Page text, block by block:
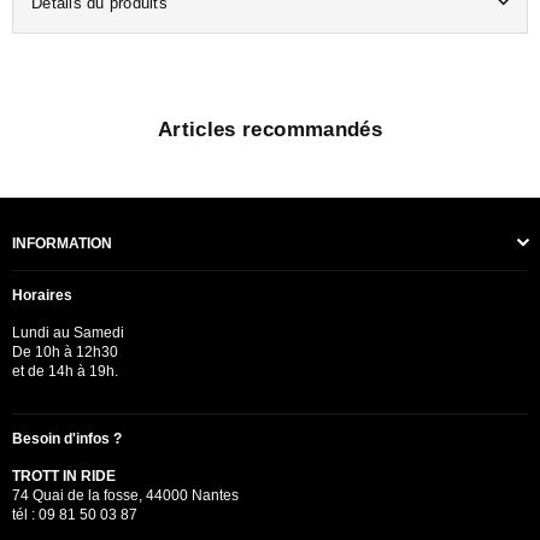
Articles recommandés
INFORMATION
Horaires
Lundi au Samedi
De 10h à 12h30
et de 14h à 19h.
Besoin d'infos ?
TROTT IN RIDE
74 Quai de la fosse, 44000 Nantes
tél : 09 81 50 03 87